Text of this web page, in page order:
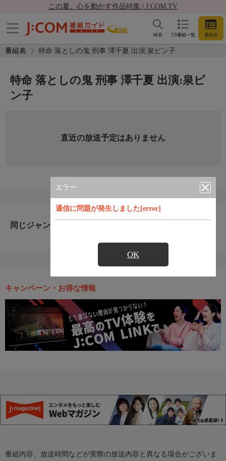
この夏、心を動かす作品特集 | J:COM TV
CS番組一覧 番組表
検索
番組表 特命 落としの鬼 刑事 澤千夏 出演:泉ピン子
エラー
通信に問題が発生しました[error]
OK
特命 落としの鬼 刑事 澤千夏 出演:泉ピ
ン子
直近の放送予定はありません
同じジャンルのおすすめ番組
キャンペーン・お得な情報
番組内容、放送時間などが実際の放送内容と異なる場合がございま